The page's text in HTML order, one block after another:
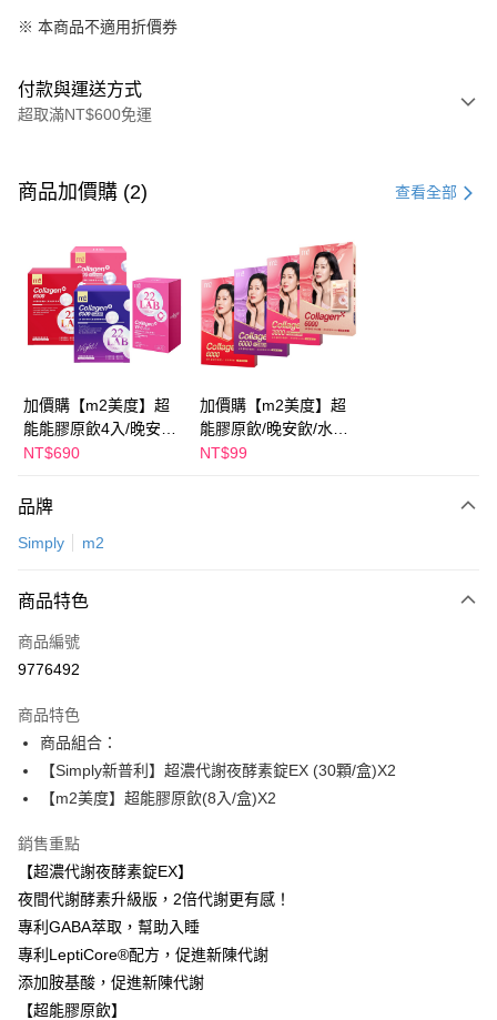
※ 本商品不適用折價券
付款與運送方式
超取滿NT$600免運
信用卡一次付款
LINE Pay
Apple Pay
街口支付
悠遊付
Google Pay
AFTEE先享後付
相關說明
AFTEE先享後付是「在收到商品之後才付款」的支付方式。 讓您購物簡單
便利好安心！
２．便利：只要手機號碼，簡訊認證，即可結帳。
３．安心：先確認商品／服務後，再付款。
【「AFTEE先享後付」結帳流程】
結帳頁面，進行簡訊認證並確認金額後，即可完成結帳。
２．訂單成立數日內，您將收到繳費通知簡訊。
３．收到繳費通知簡訊後14天內，點擊此簡訊中的連結，可透過四大超商／
ATM／網路銀行／等多元方式進行付款，方視為交易完成。
購買商品的店家。未經商家同意取消之訂單仍視為有效，需透過AFTEE先享
後付繳納相關費用。
※ 交易是否成功請以「AFTEE先享後付 」之結帳頁面顯示為準，若有關於
是否繳費成功／繳費後需取消欲退款等相關疑問，請聯繫「AFTEE先享後付
客戶支援中心」https://netprotections.freshdesk.com/support/home
１．透過由恩沛科技股份有限公司提供之「AFTEE先享後付」服務完成之交
易，需依本服務之必要範圍內提供個人資料，並將交易相關給付款項請求債
運送方式
全家付款取貨
每筆NT$100，滿NT$600(含以上)免運費
付款後全家取貨
每筆NT$100，滿NT$600(含以上)免運費
每筆NT$100，滿NT$600(含以上)免運費
付款後萊爾富取貨
每筆NT$100，滿NT$600(含以上)免運費
7-11付款取貨
每筆NT$100，滿NT$600(含以上)免運費
商品加價購 (2) 查看全部
加價購【m2美度】超
能能膠原飲4入/晚安飲
4入/水光飲4入/新生飲
盒)
NT$690
加價購【m2美度】超
能膠原飲/晚安飲/水光
飲/新生飲-孫藝珍推薦
NT$99
品牌
Simply m2
商品特色
商品編號
9776492
商品特色
商品組合：
【Simply新普利】超濃代謝夜酵素錠EX (30顆/盒)X2
【m2美度】超能膠原飲(8入/盒)X2
銷售重點
【超濃代謝夜酵素錠EX】
夜間代謝酵素升級版，2倍代謝更有感！
專利GABA萃取，幫助入睡
專利LeptiCore®配方，促進新陳代謝
添加胺基酸，促進新陳代謝
【超能膠原飲】